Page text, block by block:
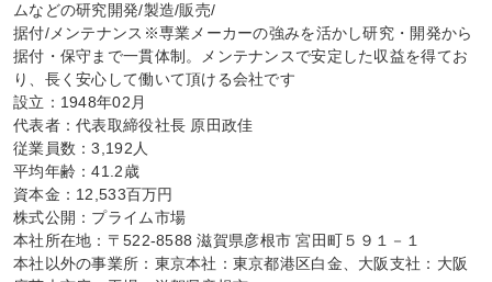
ムなどの研究開発/製造/販売/
据付/メンテナンス※専業メーカーの強みを活かし研究・開発から
据付・保守まで一貫体制。メンテナンスで安定した収益を得てお
り、長く安心して働いて頂ける会社です
設立：1948年02月
代表者：代表取締役社長 原田政佳
従業員数：3,192人
平均年齢：41.2歳
資本金：12,533百万円
株式公開：プライム市場
本社所在地：〒522-8588 滋賀県彦根市 宮田町５９１－１
本社以外の事業所：東京本社：東京都港区白金、大阪支社：大阪